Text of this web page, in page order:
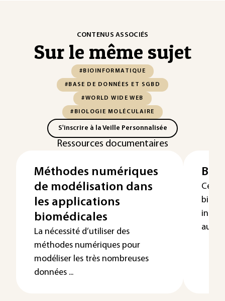
CONTENUS ASSOCIÉS
Sur le même sujet
#BIOINFORMATIQUE
#BASE DE DONNÉES ET SGBD
#WORLD WIDE WEB
#BIOLOGIE MOLÉCULAIRE
S'inscrire à la Veille Personnalisée
Ressources documentaires
Méthodes numériques
de modélisation dans
les applications
biomédicales
La nécessité d’utiliser des
méthodes numériques pour
modéliser les très nombreuses
données ...
Cet